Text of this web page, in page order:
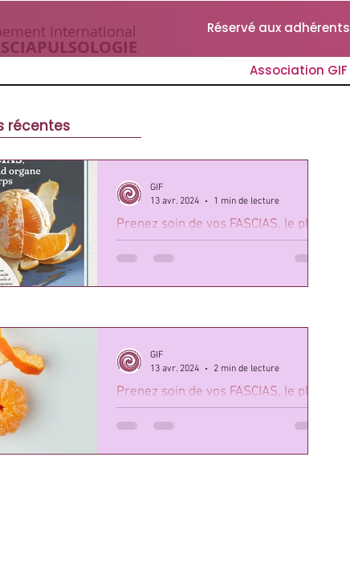
Association GIF
International
ULSOLOGIE
Réservé aux adhérents
récentes
Prenez soin de vos FASCIAS, le plus
grand organe de votre corps
2023 - Dossier de 16 pages
GIF
13 avr. 2024
1 min de lecture
Prenez soin de vos FASCIAS, le plus
grand organe de votre corps
2023 - Dossier de 16 pages Par Baptiste
GIF
13 avr. 2024
2 min de lecture